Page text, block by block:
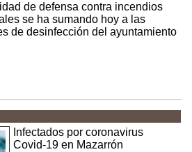
de defensa contra incendios
se ha sumando hoy a las
de desinfección del ayuntamiento
Infectados por coronavirus
Covid-19 en Mazarrón